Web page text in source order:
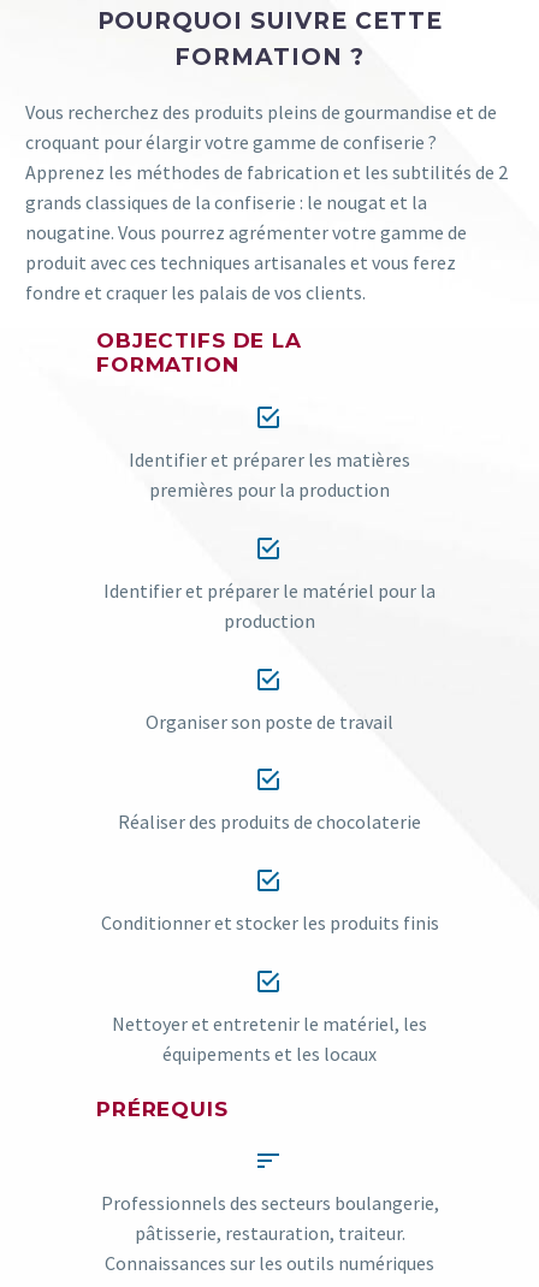
POURQUOI SUIVRE CETTE
FORMATION ?
Vous recherchez des produits pleins de gourmandise et de
croquant pour élargir votre gamme de confiserie ?
Apprenez les méthodes de fabrication et les subtilités de 2
grands classiques de la confiserie : le nougat et la
nougatine. Vous pourrez agrémenter votre gamme de
produit avec ces techniques artisanales et vous ferez
fondre et craquer les palais de vos clients.
OBJECTIFS DE LA
FORMATION


Identifier et préparer les matières
premières pour la production


Identifier et préparer le matériel pour la
production


Organiser son poste de travail


Réaliser des produits de chocolaterie


Conditionner et stocker les produits finis


Nettoyer et entretenir le matériel, les
équipements et les locaux
PRÉREQUIS


Professionnels des secteurs boulangerie,
pâtisserie, restauration, traiteur.
Connaissances sur les outils numériques